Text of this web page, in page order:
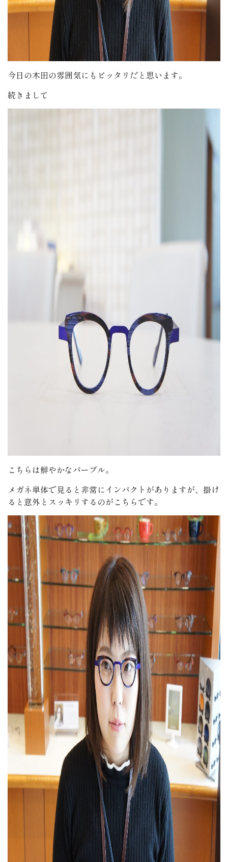
今日の木田の雰囲気にもピッタリだと思います。
続きまして
こちらは鮮やかなパープル。
メガネ単体で見ると非常にインパクトがありますが、掛け
ると意外とスッキリするのがこちらです。